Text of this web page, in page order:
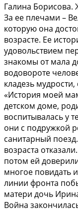
Галина
За ее плечами –
которую она
возрасте. Ее
удовольствием
знакомы от мала
водовороте
кладезь
«История моей
детском доме,
воспитывалась у
они с подружкой
санитарный
возраста
потом ей
многое повидать
линии фронта
матери дочь
Война